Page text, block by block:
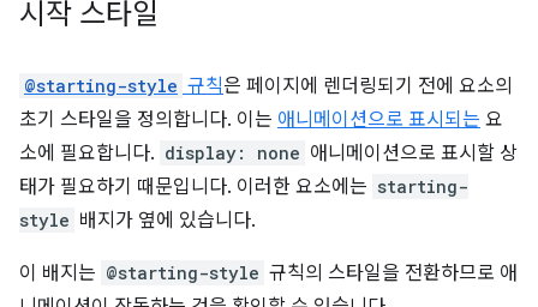
시작 스타일
@starting-style 규칙은 페이지에 렌더링되기 전에 요소의
초기 스타일을 정의합니다. 이는 애니메이션으로 표시되는 요
소에 필요합니다. display: none 애니메이션으로 표시할 상
태가 필요하기 때문입니다. 이러한 요소에는 starting-
style 배지가 옆에 있습니다.
이 배지는 @starting-style 규칙의 스타일을 전환하므로 애